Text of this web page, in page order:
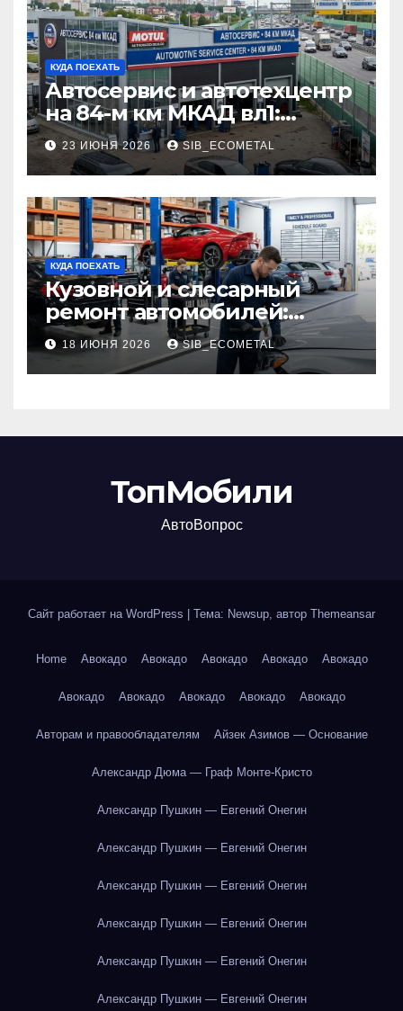
КУДА ПОЕХАТЬ
Автосервис и автотехцентр
на 84-м км МКАД вл1:
описание услуг и режим
работы
23 ИЮНЯ 2026 SIB_ECOMETAL
КУДА ПОЕХАТЬ
Кузовной и слесарный
ремонт автомобилей:
наличие оригинальных
запчастей производителя
и сроки выполнения работ
18 ИЮНЯ 2026 SIB_ECOMETAL
ТопМобили
АвтоВопрос
Сайт работает на WordPress Тема: Newsup, автор Themeansar
Home Авокадо Авокадо Авокадо Авокадо Авокадо
Авокадо Авокадо Авокадо Авокадо Авокадо
Авторам и правообладателям Айзек Азимов — Основание
Александр Дюма — Граф Монте-Кристо
Александр Пушкин — Евгений Онегин
Александр Пушкин — Евгений Онегин
Александр Пушкин — Евгений Онегин
Александр Пушкин — Евгений Онегин
Александр Пушкин — Евгений Онегин
Александр Пушкин — Евгений Онегин